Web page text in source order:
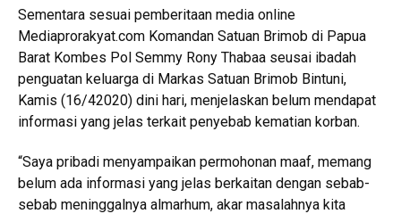
Sementara sesuai pemberitaan media online
Mediaprorakyat.com Komandan Satuan Brimob di Papua
Barat Kombes Pol Semmy Rony Thabaa seusai ibadah
penguatan keluarga di Markas Satuan Brimob Bintuni,
Kamis (16/42020) dini hari, menjelaskan belum mendapat
informasi yang jelas terkait penyebab kematian korban.
“Saya pribadi menyampaikan permohonan maaf, memang
belum ada informasi yang jelas berkaitan dengan sebab-
sebab meninggalnya almarhum, akar masalahnya kita